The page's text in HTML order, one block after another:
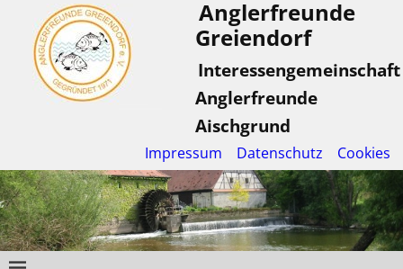
Anglerfreunde
Greiendorf
Interessengemeinschaft
Anglerfreunde
Aischgrund
Impressum Datenschutz Cookies